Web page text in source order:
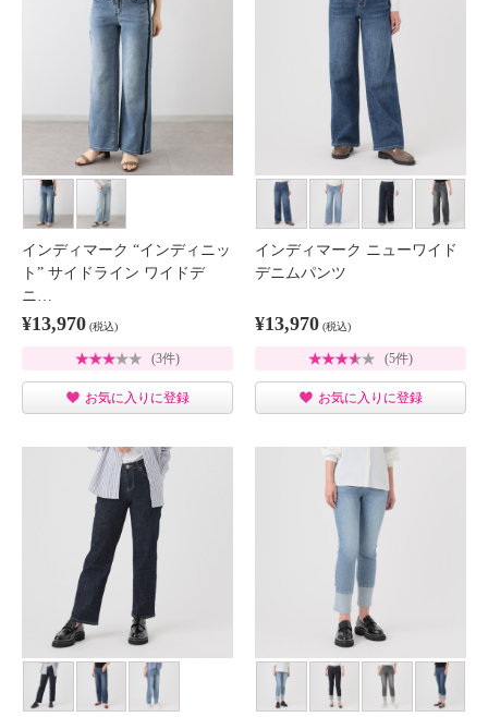
インディマーク “インディニッ
ト” サイドライン ワイドデ
ニ…
¥13,970 (税込)
(3件)
お気に入りに登録
インディマーク ニューワイド
デニムパンツ
¥13,970 (税込)
(5件)
お気に入りに登録